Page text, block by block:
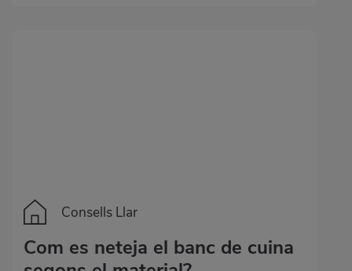
Consells Llar
Com es neteja el banc de cuina